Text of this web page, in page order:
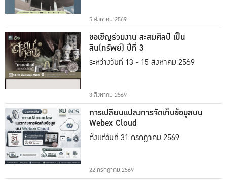
5 สิงหาคม 2569
ขอเชิญร่วมงาน สะสมศิลป์ เป็น
สิน(ทรัพย์) ปีที่ 3
ระหว่างวันที่ 13 - 15 สิงหาคม 2569
3 สิงหาคม 2569
การเปลี่ยนแปลงการจัดเก็บข้อมูลบน
Webex Cloud
ตั้งแต่วันที่ 31 กรกฎาคม 2569
22 กรกฎาคม 2569